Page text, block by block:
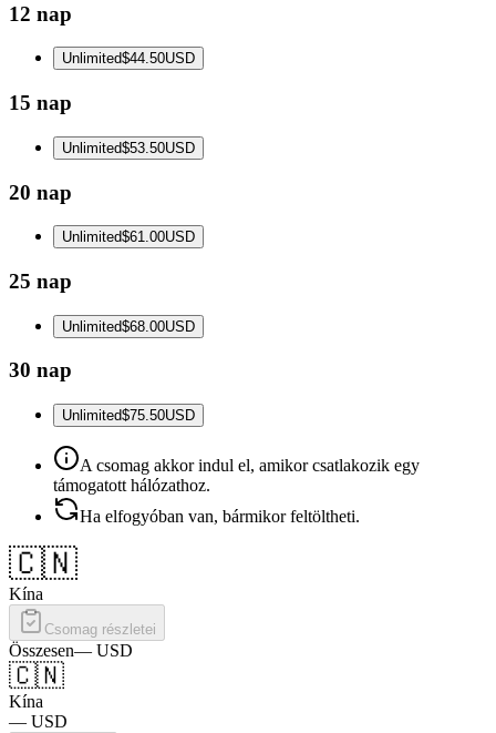
12 nap
Unlimited$44.50USD
15 nap
Unlimited$53.50USD
20 nap
Unlimited$61.00USD
25 nap
Unlimited$68.00USD
30 nap
Unlimited$75.50USD
A csomag akkor indul el, amikor csatlakozik egy
támogatott hálózathoz.
Ha elfogyóban van, bármikor feltöltheti.
🇨🇳
Kína
Csomag részletei
Összesen— USD
🇨🇳
Kína
— USD